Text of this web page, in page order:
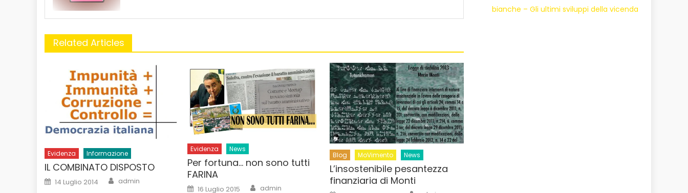
Related Articles
Evidenza Informazione
IL COMBINATO DISPOSTO
Posted
on
14 Luglio 2014 Author
admin
Evidenza News
Per fortuna… non sono tutti
FARINA
Posted
16 Luglio 2015 Author
admin
Blog MoVimento News
L’insostenibile pesantezza
finanziaria di Monti
bianche – Gli ultimi sviluppi della vicenda